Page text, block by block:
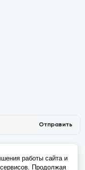
Отправить
работы сайта и
Продолжая